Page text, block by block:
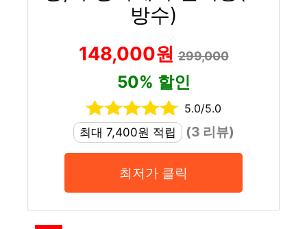
방수)
148,000원299,000
50% 할인
5.0/5.0
최대 7,400원 적립
(3 리뷰)
최저가 클릭